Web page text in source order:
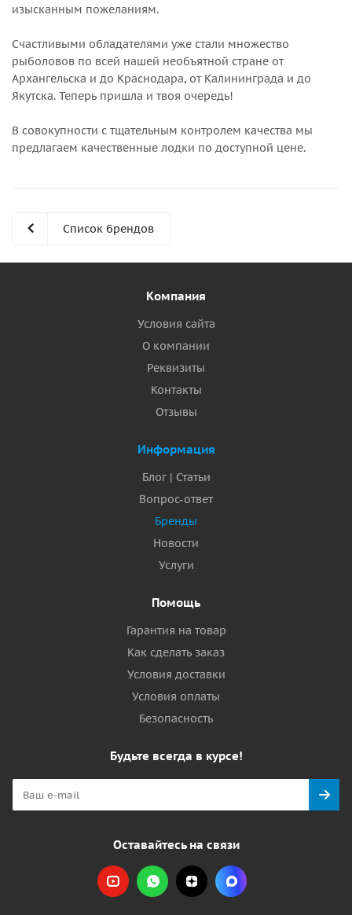
изысканным пожеланиям.
Счастливыми обладателями уже стали множество
рыболовов по всей нашей необъятной стране от
Архангельска и до Краснодара, от Калининграда и до
Якутска. Теперь пришла и твоя очередь!
В совокупности с тщательным контролем качества мы
предлагаем качественные лодки по доступной цене.
Список брендов
Компания
Условия сайта
О компании
Реквизиты
Контакты
Отзывы
Информация
Блог | Статьи
Вопрос-ответ
Бренды
Новости
Услуги
Помощь
Гарантия на товар
Как сделать заказ
Условия доставки
Условия оплаты
Безопасность
Будьте всегда в курсе!
Оставайтесь на связи